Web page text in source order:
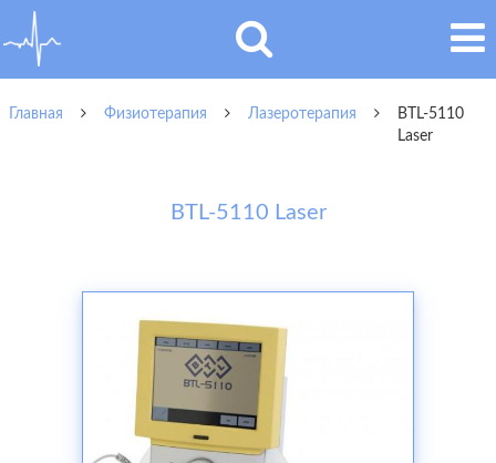
Главная Физиотерапия Лазеротерапия
BTL-5110
Laser
BTL-5110 Laser